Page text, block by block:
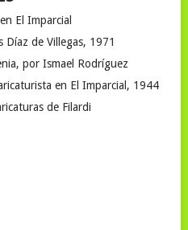
El Imparcial
Díaz de Villegas, 1971
por Ismael Rodríguez
en El Imparcial, 1944
de Filardi